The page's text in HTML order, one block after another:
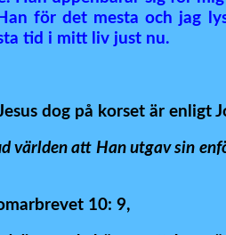
för det mesta och jag
tid i mitt liv just nu.
dog på korset är enligt
världen att Han utgav sin
10: 9,